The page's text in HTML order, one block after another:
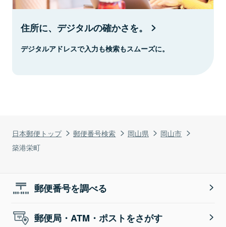
日本郵便トップ 郵便番号検索 岡山県
岡山市
築港栄町
住所に、デジタルの確かさを。
デジタルアドレスで入力も検索もスムーズに。
郵便番号を調べる
郵便局・ATM・ポストをさがす